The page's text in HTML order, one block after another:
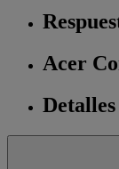
Acer